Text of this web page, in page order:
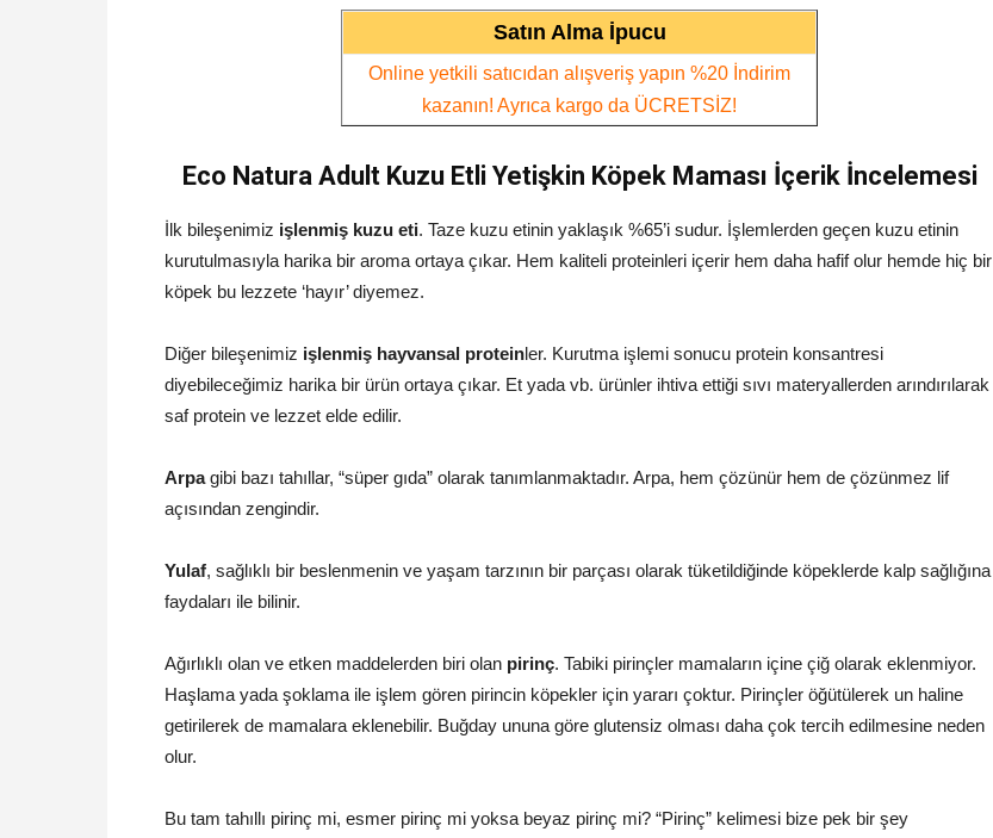
Satın Alma İpucu
Online yetkili satıcıdan alışveriş yapın %20 İndirim
kazanın! Ayrıca kargo da ÜCRETSİZ!
Eco Natura Adult Kuzu Etli Yetişkin Köpek Maması İçerik İncelemesi
İlk bileşenimiz işlenmiş kuzu eti. Taze kuzu etinin yaklaşık %65’i sudur. İşlemlerden geçen kuzu etinin
kurutulmasıyla harika bir aroma ortaya çıkar. Hem kaliteli proteinleri içerir hem daha hafif olur hemde hiç bir
köpek bu lezzete ‘hayır’ diyemez.
Diğer bileşenimiz işlenmiş hayvansal proteinler. Kurutma işlemi sonucu protein konsantresi
diyebileceğimiz harika bir ürün ortaya çıkar. Et yada vb. ürünler ihtiva ettiği sıvı materyallerden arındırılarak
saf protein ve lezzet elde edilir.
Arpagibi bazı tahıllar, “süper gıda” olarak tanımlanmaktadır. Arpa, hem çözünür hem de çözünmez lif
açısından zengindir.
Yulaf, sağlıklı bir beslenmenin ve yaşam tarzının bir parçası olarak tüketildiğinde köpeklerde kalp sağlığına
faydaları ile bilinir.
Ağırlıklı olan ve etken maddelerden biri olan pirinç. Tabiki pirinçler mamaların içine çiğ olarak eklenmiyor.
Haşlama yada şoklama ile işlem gören pirincin köpekler için yararı çoktur. Pirinçler öğütülerek un haline
getirilerek de mamalara eklenebilir. Buğday ununa göre glutensiz olması daha çok tercih edilmesine neden
olur.
Bu tam tahıllı pirinç mi, esmer pirinç mi yoksa beyaz pirinç mi? “Pirinç” kelimesi bize pek bir şey